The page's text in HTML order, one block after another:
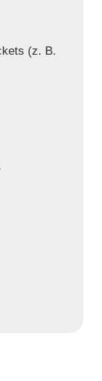
(z. B.